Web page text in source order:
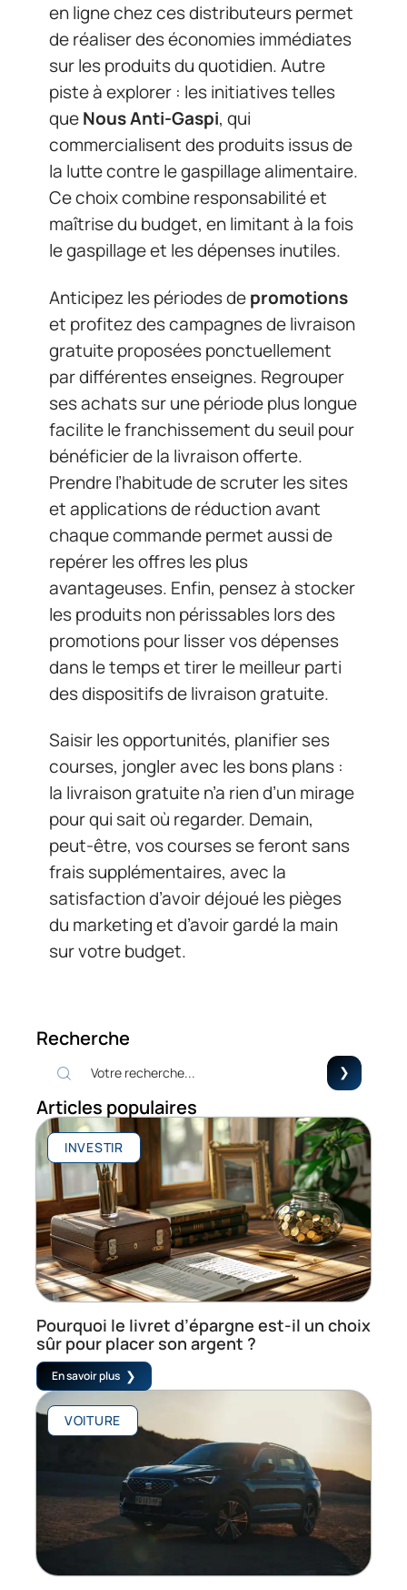
en ligne chez ces distributeurs permet
de réaliser des économies immédiates
sur les produits du quotidien. Autre
piste à explorer : les initiatives telles
queNous Anti-Gaspi, qui
commercialisent des produits issus de
la lutte contre le gaspillage alimentaire.
Ce choix combine responsabilité et
maîtrise du budget, en limitant à la fois
le gaspillage et les dépenses inutiles.
Anticipez les périodes depromotions
et profitez des campagnes de livraison
gratuite proposées ponctuellement
par différentes enseignes. Regrouper
ses achats sur une période plus longue
facilite le franchissement du seuil pour
bénéficier de la livraison offerte.
Prendre l’habitude de scruter les sites
et applications de réduction avant
chaque commande permet aussi de
repérer les offres les plus
avantageuses. Enfin, pensez à stocker
les produits non périssables lors des
promotions pour lisser vos dépenses
dans le temps et tirer le meilleur parti
des dispositifs de livraison gratuite.
Saisir les opportunités, planifier ses
courses, jongler avec les bons plans :
la livraison gratuite n’a rien d’un mirage
pour qui sait où regarder. Demain,
peut-être, vos courses se feront sans
frais supplémentaires, avec la
satisfaction d’avoir déjoué les pièges
du marketing et d’avoir gardé la main
sur votre budget.
Recherche
Articles populaires
INVESTIR
Pourquoi le livret d’épargne est-il un choix
sûr pour placer son argent ?
En savoir plus
VOITURE